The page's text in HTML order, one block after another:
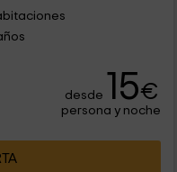
desde 15€
persona y noche